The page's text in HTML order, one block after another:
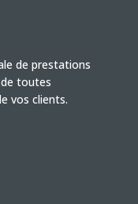
de prestations
toutes
vos clients.